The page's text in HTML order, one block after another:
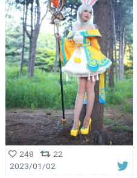
248
22
2023/01/02